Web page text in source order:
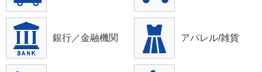
銀行／金融機関 アパレル/雑貨